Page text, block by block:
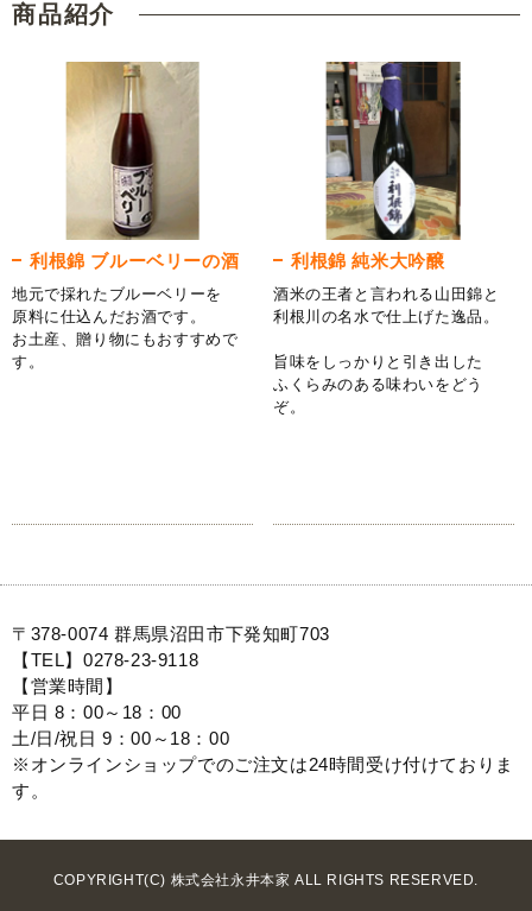
商品紹介
利根錦 ブルーベリーの酒
地元で採れたブルーベリーを
原料に仕込んだお酒です。
お土産、贈り物にもおすすめで
す。
利根錦 純米大吟醸
酒米の王者と言われる山田錦と
利根川の名水で仕上げた逸品。
旨味をしっかりと引き出した
ふくらみのある味わいをどう
ぞ。
〒378-0074 群馬県沼田市下発知町703
【TEL】0278-23-9118
【営業時間】
平日 8：00～18：00
土/日/祝日 9：00～18：00
※オンラインショップでのご注文は24時間受け付けておりま
す。
COPYRIGHT(C) 株式会社永井本家 ALL RIGHTS RESERVED.